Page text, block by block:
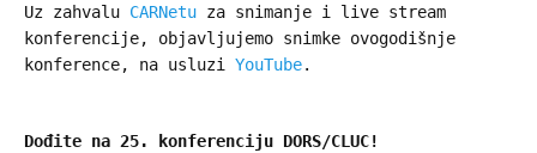
Uz zahvalu CARNetu za snimanje i live stream
konferencije, objavljujemo snimke ovogodišnje
konference, na usluzi YouTube.
Dođite na 25. konferenciju DORS/CLUC!